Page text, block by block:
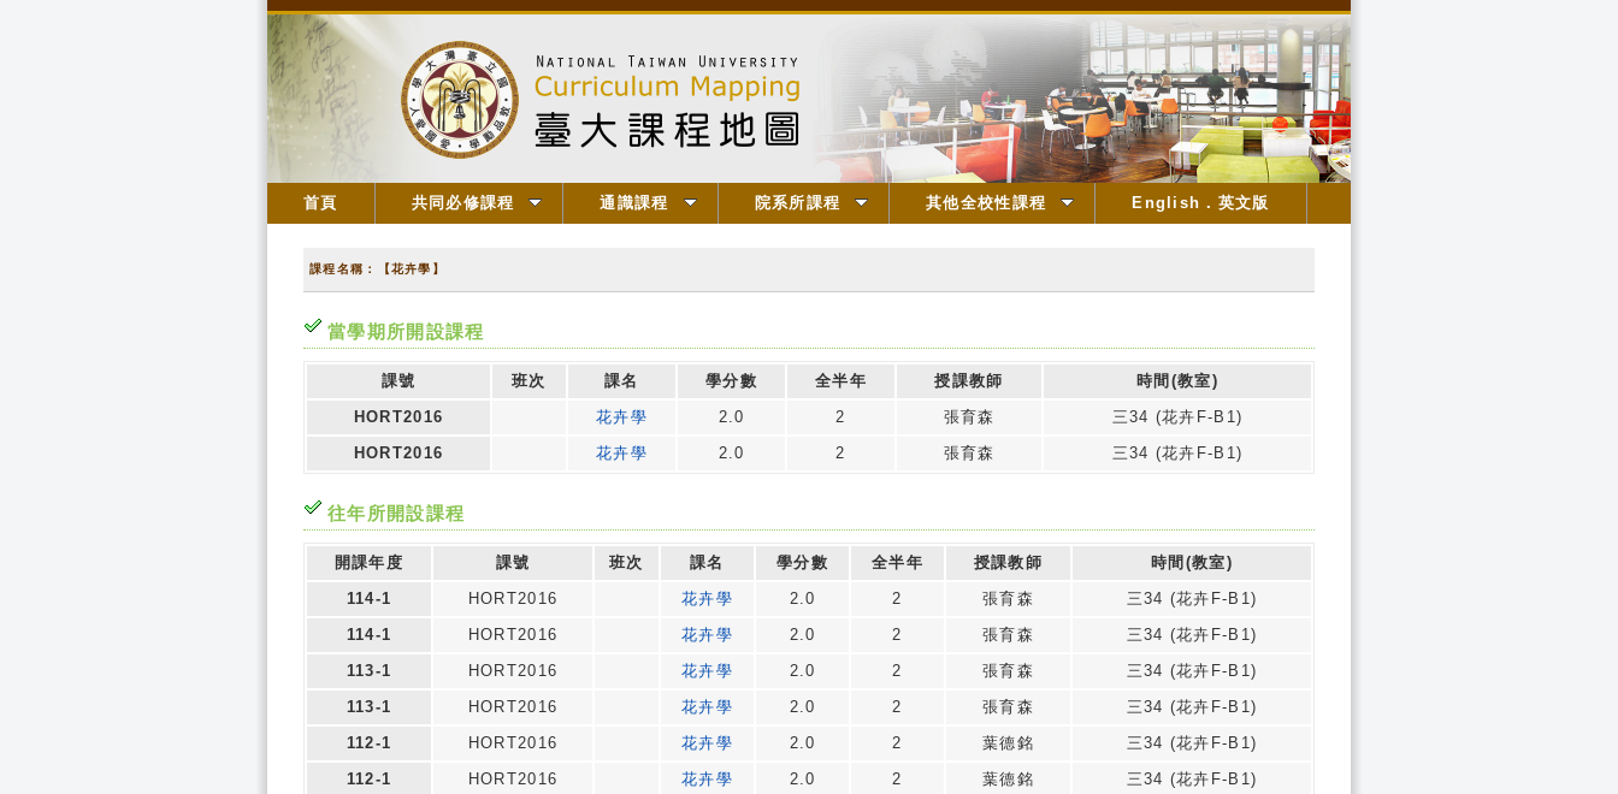
首頁 共同必修課程 通識課程 院系所課程 其他全校性課程 English．英文版
課程名稱：【花卉學】
當學期所開設課程
課號 班次 課名 學分數 全半年 授課教師
時間(教室)
HORT2016
花卉學 2.0 2 張育森
三34 (花卉F-B1)
HORT2016
花卉學 2.0 2 張育森 三34 (花卉F-B1)
往年所開設課程
開課年度 課號 班次 課名 學分數 全半年 授課教師
時間(教室)
114-1
HORT2016 花卉學 2.0 2 張育森
三34 (花卉F-B1)
114-1
HORT2016 花卉學 2.0 2 張育森
三34 (花卉F-B1)
113-1
HORT2016 花卉學 2.0 2 張育森
三34 (花卉F-B1)
113-1
HORT2016 花卉學 2.0 2 張育森
三34 (花卉F-B1)
112-1
HORT2016 花卉學 2.0 2 葉德銘
三34 (花卉F-B1)
112-1
HORT2016 花卉學 2.0 2 葉德銘
三34 (花卉F-B1)